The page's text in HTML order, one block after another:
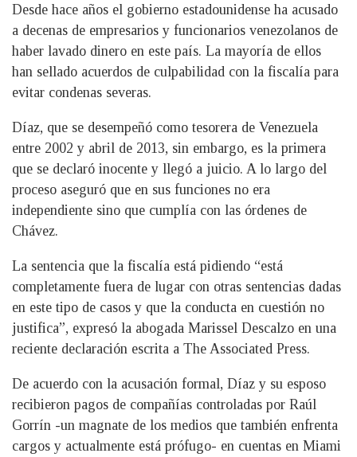
Desde hace años el gobierno estadounidense ha acusado
a decenas de empresarios y funcionarios venezolanos de
haber lavado dinero en este país. La mayoría de ellos
han sellado acuerdos de culpabilidad con la fiscalía para
evitar condenas severas.
Díaz, que se desempeñó como tesorera de Venezuela
entre 2002 y abril de 2013, sin embargo, es la primera
que se declaró inocente y llegó a juicio. A lo largo del
proceso aseguró que en sus funciones no era
independiente sino que cumplía con las órdenes de
Chávez.
La sentencia que la fiscalía está pidiendo “está
completamente fuera de lugar con otras sentencias dadas
en este tipo de casos y que la conducta en cuestión no
justifica”, expresó la abogada Marissel Descalzo en una
reciente declaración escrita a The Associated Press.
De acuerdo con la acusación formal, Díaz y su esposo
recibieron pagos de compañías controladas por Raúl
Gorrín -un magnate de los medios que también enfrenta
cargos y actualmente está prófugo- en cuentas en Miami